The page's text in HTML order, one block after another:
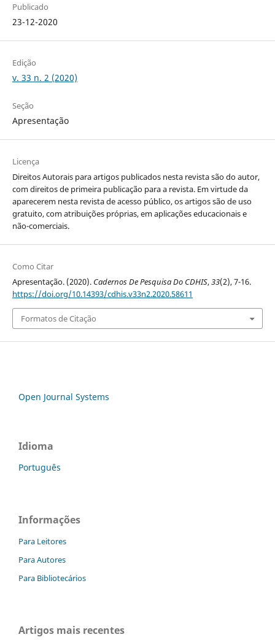
Publicado
23-12-2020
Edição
v. 33 n. 2 (2020)
Seção
Apresentação
Licença
Direitos Autorais para artigos publicados nesta revista são do autor,
com direitos de primeira publicação para a revista. Em virtude da
aparecerem nesta revista de acesso público, os artigos são de uso
gratuito, com atribuições próprias, em aplicações educacionais e
não-comerciais.
Como Citar
Apresentação. (2020). Cadernos De Pesquisa Do CDHIS,33(2), 7-16.
https://doi.org/10.14393/cdhis.v33n2.2020.58611
Formatos de Citação
Open Journal Systems
Idioma
Português
Informações
Para Leitores
Para Autores
Para Bibliotecários
Artigos mais recentes